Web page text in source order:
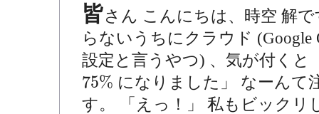
皆さん こんにちは、時空 解
らないうちにクラウド
設定と言うやつ) 、気が付く
75%
75% になりました」 なーんて
す。 「えっ！」 私もビック